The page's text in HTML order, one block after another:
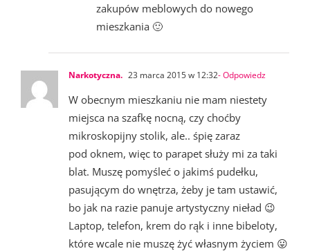
zakupów meblowych do nowego
mieszkania 🙂
Narkotyczna. 23 marca 2015 w 12:32- Odpowiedz
W obecnym mieszkaniu nie mam niestety
miejsca na szafkę nocną, czy choćby
mikroskopijny stolik, ale.. śpię zaraz
pod oknem, więc to parapet służy mi za taki
blat. Muszę pomyśleć o jakimś pudełku,
pasującym do wnętrza, żeby je tam ustawić,
bo jak na razie panuje artystyczny nieład 😉
Laptop, telefon, krem do rąk i inne bibeloty,
które wcale nie muszę żyć własnym życiem 😛